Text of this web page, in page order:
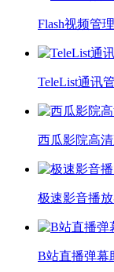
Flash视频管
TeleList通讯
西瓜影院高
极速影音播
B站直播弹幕